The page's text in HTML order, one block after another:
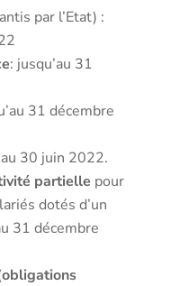
par l’Etat) :
: jusqu’au 31
31 décembre
30 juin 2022.
partielle pour
dotés d’un
31 décembre